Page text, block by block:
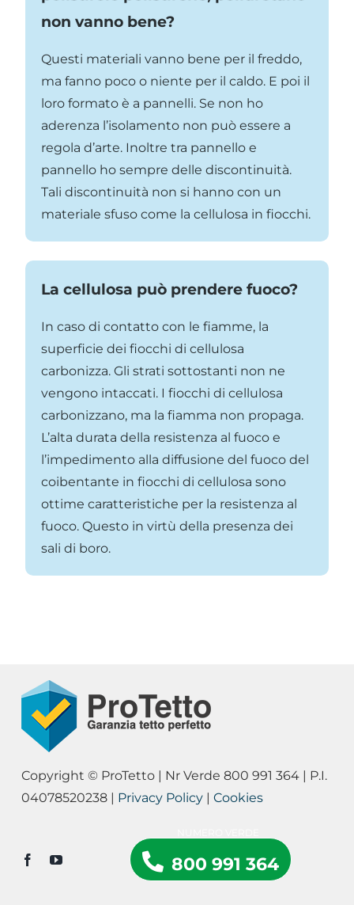
non vanno bene?
Questi materiali vanno bene per il freddo,
ma fanno poco o niente per il caldo. E poi il
loro formato è a pannelli. Se non ho
aderenza l’isolamento non può essere a
regola d’arte. Inoltre tra pannello e
pannello ho sempre delle discontinuità.
Tali discontinuità non si hanno con un
materiale sfuso come la cellulosa in fiocchi.
La cellulosa può prendere fuoco?
In caso di contatto con le fiamme, la
superficie dei fiocchi di cellulosa
carbonizza. Gli strati sottostanti non ne
vengono intaccati. I fiocchi di cellulosa
carbonizzano, ma la fiamma non propaga.
L’alta durata della resistenza al fuoco e
l’impedimento alla diffusione del fuoco del
coibentante in fiocchi di cellulosa sono
ottime caratteristiche per la resistenza al
fuoco. Questo in virtù della presenza dei
sali di boro.
Copyright © ProTetto | Nr Verde 800 991 364 | P.I.
04078520238 | Privacy Policy| Cookies
800 991 364